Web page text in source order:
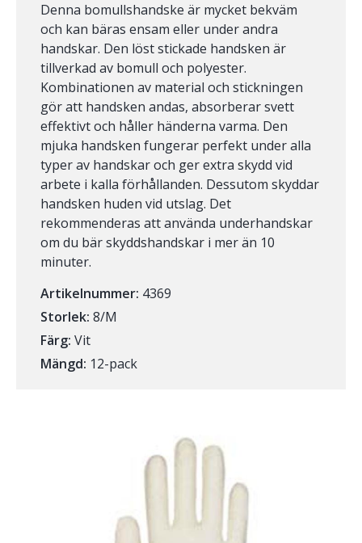
Denna bomullshandske är mycket bekväm
och kan bäras ensam eller under andra
handskar. Den löst stickade handsken är
tillverkad av bomull och polyester.
Kombinationen av material och stickningen
gör att handsken andas, absorberar svett
effektivt och håller händerna varma. Den
mjuka handsken fungerar perfekt under alla
typer av handskar och ger extra skydd vid
arbete i kalla förhållanden. Dessutom skyddar
handsken huden vid utslag. Det
rekommenderas att använda underhandskar
om du bär skyddshandskar i mer än 10
minuter.
Artikelnummer: 4369
Storlek: 8/M
Färg: Vit
Mängd: 12-pack